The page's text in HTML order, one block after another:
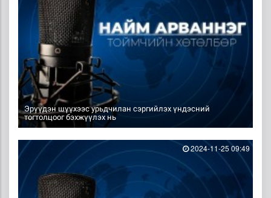
Эрүүдэн шүүхээс урьдчилан сэргийлэх үндэсний
тогтолцоог бэхжүүлэх нь
2024-11-25 09:49